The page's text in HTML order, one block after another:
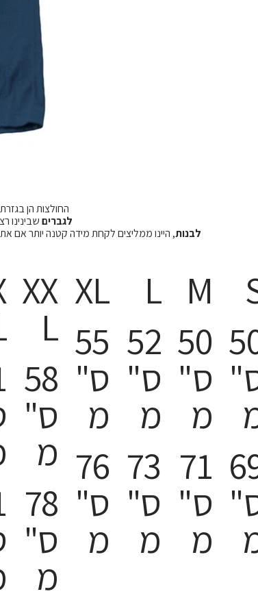
החולצות הן
לגבריםשבינינו
לבנות, היינו ממליצים לקחת מידה קטנה יותר אם
XX
L
58
ס"
מ
78
ס"
מ
XL
55
ס"
מ
76
ס"
מ
L
52
ס"
מ
73
ס"
מ
M
50
ס"
מ
71
ס"
מ